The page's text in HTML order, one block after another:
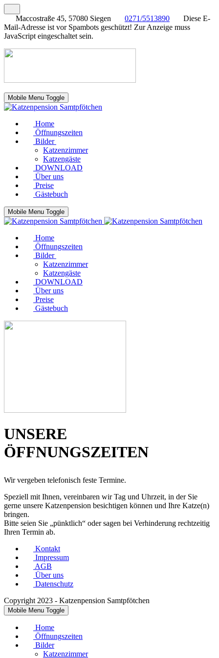
Maccostraße 45, 57080 Siegen 0271/5513890
Diese E-
Mail-Adresse ist vor Spambots geschützt! Zur Anzeige muss
JavaScript eingeschaltet sein.
Mobile Menu Toggle
Home
Öffnungszeiten
Bilder
Katzenzimmer
Katzengäste
DOWNLOAD
Über uns
Preise
Gästebuch
Mobile Menu Toggle
Home
Öffnungszeiten
Bilder
Katzenzimmer
Katzengäste
DOWNLOAD
Über uns
Preise
Gästebuch
UNSERE
ÖFFNUNGSZEITEN
Wir vergeben telefonisch feste Termine.
Speziell mit Ihnen, vereinbaren wir Tag und Uhrzeit, in der Sie
gerne unsere Katzenpension besichtigen können und Ihre Katze(n)
bringen.
Bitte seien Sie „pünktlich“ oder sagen bei Verhinderung rechtzeitig
Ihren Termin ab.
Kontakt
Impressum
AGB
Über uns
Datenschutz
Copyright 2023 - Katzenpension Samtpfötchen
Mobile Menu Toggle
Home
Öffnungszeiten
Bilder
Katzenzimmer